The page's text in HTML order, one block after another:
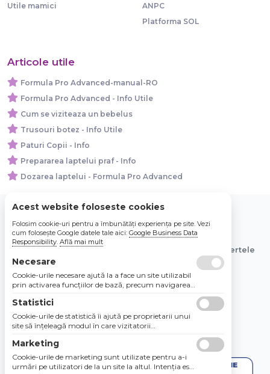
Utile mamici
ANPC
Platforma SOL
Articole utile
Formula Pro Advanced-manual-RO
Formula Pro Advanced - Info Utile
Cum se viziteaza un bebelus
Trusouri botez - Info Utile
Paturi Copii - Info
Prepararea laptelui praf - Info
Dozarea laptelui - Formula Pro Advanced
© 2026 Bebe Nou Online Store SRL
Toate preturile sunt exprimate in lei si includ tva. Ofertele
sunt valabile in limita stocului disponibil.
Acest website foloseste cookies
Folosim cookie-uri pentru a îmbunătăți experiența pe site. Vezi
cum folosește Google datele tale aici: Google Business Data
Responsibility. Află mai mult
Necesare
Cookie-urile necesare ajută la a face un site utilizabil
prin activarea funcţiilor de bază, precum navigarea
Site-ul nu poate funcţiona corespunzător fără aceste
cookie-uri.
Statistici
Cookie-urile de statistică îi ajută pe proprietarii unui
site să înţeleagă modul în care vizitatorii
raportarea informaţiilor în mod anonim.
Marketing
Cookie-urile de marketing sunt utilizate pentru a-i
urmări pe utilizatori de la un site la altul. Intenţia este